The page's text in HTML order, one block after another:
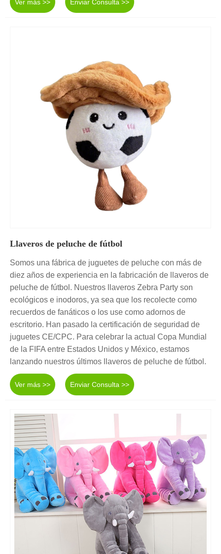
Ver más >> Enviar Consulta >>
Llaveros de peluche de fútbol
Somos una fábrica de juguetes de peluche con más de
diez años de experiencia en la fabricación de llaveros de
peluche de fútbol. Nuestros llaveros Zebra Party son
ecológicos e inodoros, ya sea que los recolecte como
recuerdos de fanáticos o los use como adornos de
escritorio. Han pasado la certificación de seguridad de
juguetes CE/CPC. Para celebrar la actual Copa Mundial
de la FIFA entre Estados Unidos y México, estamos
lanzando nuestros últimos llaveros de peluche de fútbol.
Ver más >> Enviar Consulta >>